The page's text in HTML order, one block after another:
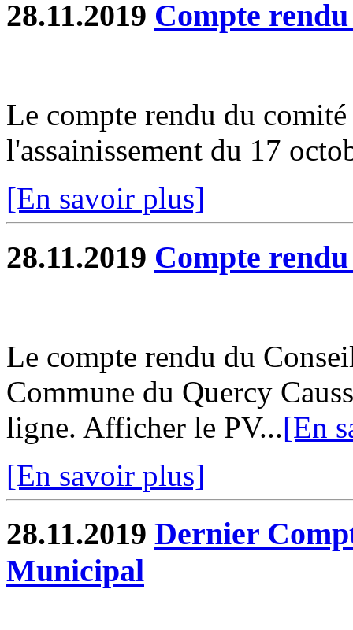
28.11.2019 Compte
Le compte rendu du
l'assainissement du 17
[En savoir plus]
28.11.2019 Compte
Le compte rendu du
Commune du Quercy
ligne. Afficher le PV...[En
[En savoir plus]
28.11.2019 Dernier
Municipal